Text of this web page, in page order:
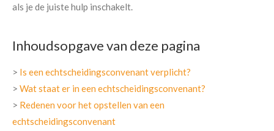
als je de juiste hulp inschakelt.
Inhoudsopgave van deze pagina
> Is een echtscheidingsconvenant verplicht?
> Wat staat er in een echtscheidingsconvenant?
> Redenen voor het opstellen van een
echtscheidingsconvenant